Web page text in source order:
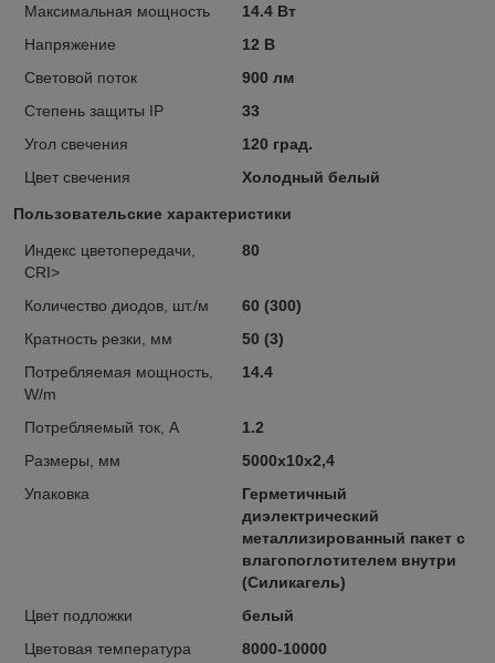
Максимальная мощность
14.4 Вт
Напряжение
12 В
Световой поток
900 лм
Степень защиты IP
33
Угол свечения
120 град.
Цвет свечения
Холодный белый
Пользовательские характеристики
Индекс цветопередачи,
CRI>
80
Количество диодов, шт./м
60 (300)
Кратность резки, мм
50 (3)
Потребляемая мощность,
W/m
14.4
Потребляемый ток, A
1.2
Размеры, мм
5000х10х2,4
Упаковка
Герметичный
диэлектрический
металлизированный пакет с
влагопоглотителем внутри
(Силикагель)
Цвет подложки
белый
Цветовая температура
8000-10000